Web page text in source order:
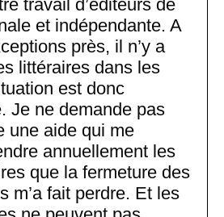
travail d’éditeurs de
et indépendante. A
près, il n’y a
littéraires dans les
est donc
Je ne demande pas
une aide qui me
annuellement les
que la fermeture des
m’a fait perdre. Et les